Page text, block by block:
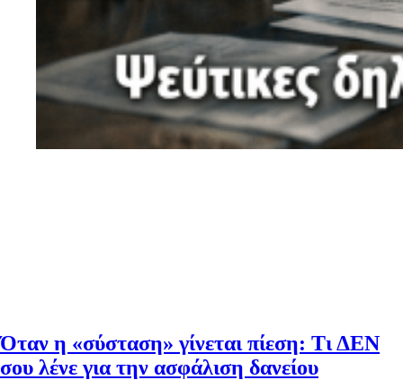
Όταν η «σύσταση» γίνεται πίεση: Τι ΔΕΝ
σου λένε για την ασφάλιση δανείου